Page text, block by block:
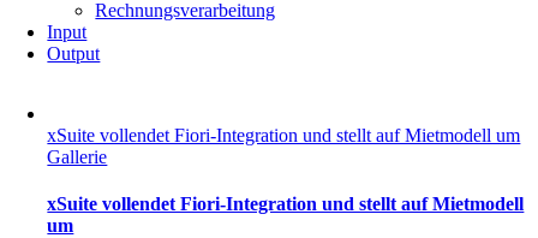
Rechnungsverarbeitung
Input
Output
xSuite vollendet Fiori-Integration und stellt auf Mietmodell um
Gallerie
xSuite vollendet Fiori-Integration und stellt auf Mietmodell
um